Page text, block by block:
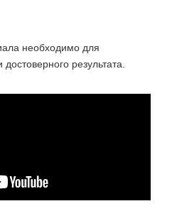
необходимо для
результата.